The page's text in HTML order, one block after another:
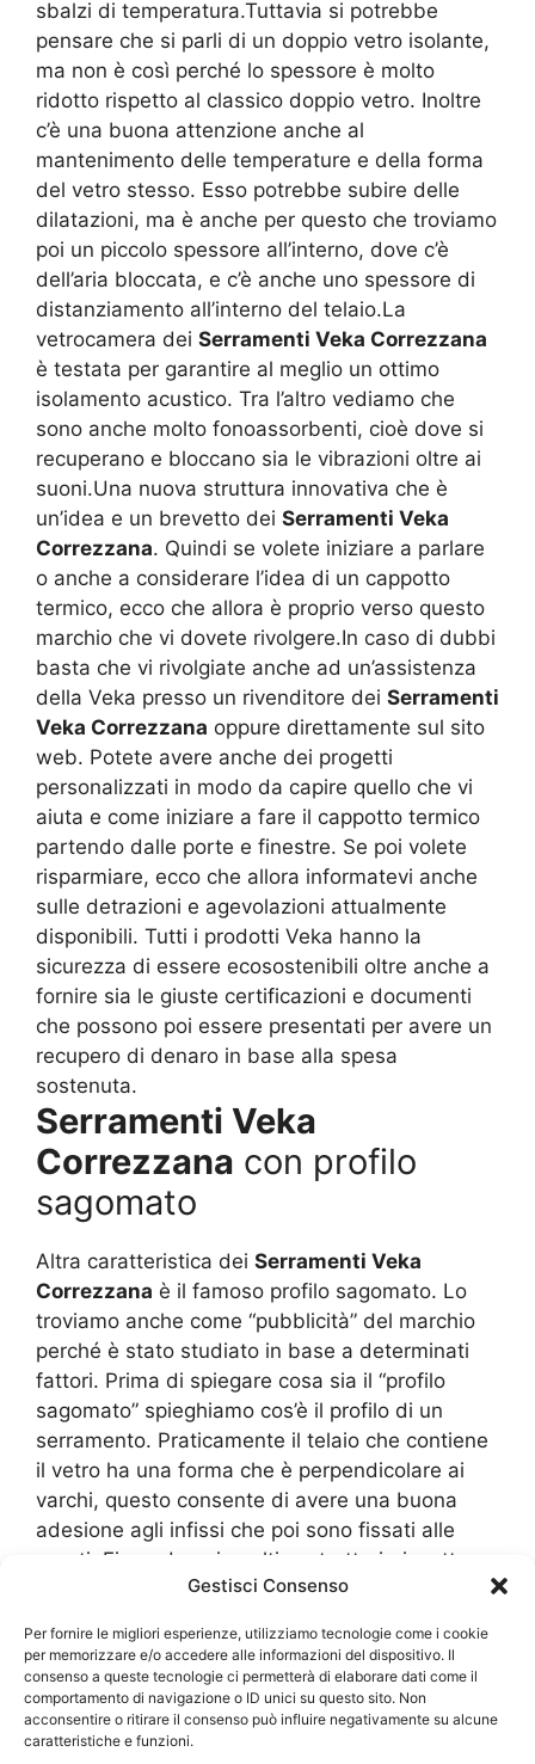
Gestisci Consenso
Per fornire le migliori esperienze, utilizziamo tecnologie come i cookie
per memorizzare e/o accedere alle informazioni del dispositivo. Il
consenso a queste tecnologie ci permetterà di elaborare dati come il
comportamento di navigazione o ID unici su questo sito. Non
acconsentire o ritirare il consenso può influire negativamente su alcune
caratteristiche e funzioni.
sbalzi di temperatura.Tuttavia si potrebbe
pensare che si parli di un doppio vetro isolante,
ma non è così perché lo spessore è molto
ridotto rispetto al classico doppio vetro. Inoltre
c’è una buona attenzione anche al
mantenimento delle temperature e della forma
del vetro stesso. Esso potrebbe subire delle
dilatazioni, ma è anche per questo che troviamo
poi un piccolo spessore all’interno, dove c’è
dell’aria bloccata, e c’è anche uno spessore di
distanziamento all’interno del telaio.La
vetrocamera dei Serramenti Veka Correzzana
è testata per garantire al meglio un ottimo
isolamento acustico. Tra l’altro vediamo che
sono anche molto fonoassorbenti, cioè dove si
recuperano e bloccano sia le vibrazioni oltre ai
suoni.Una nuova struttura innovativa che è
un’idea e un brevetto dei Serramenti Veka
Correzzana. Quindi se volete iniziare a parlare
o anche a considerare l’idea di un cappotto
termico, ecco che allora è proprio verso questo
marchio che vi dovete rivolgere.In caso di dubbi
basta che vi rivolgiate anche ad un’assistenza
della Veka presso un rivenditore dei Serramenti
Veka Correzzana oppure direttamente sul sito
web. Potete avere anche dei progetti
personalizzati in modo da capire quello che vi
aiuta e come iniziare a fare il cappotto termico
partendo dalle porte e finestre. Se poi volete
risparmiare, ecco che allora informatevi anche
sulle detrazioni e agevolazioni attualmente
disponibili. Tutti i prodotti Veka hanno la
sicurezza di essere ecosostenibili oltre anche a
fornire sia le giuste certificazioni e documenti
che possono poi essere presentati per avere un
recupero di denaro in base alla spesa
sostenuta.
Serramenti Veka
Correzzana con profilo
sagomato
Altra caratteristica dei Serramenti Veka
Correzzana è il famoso profilo sagomato. Lo
troviamo anche come “pubblicità” del marchio
perché è stato studiato in base a determinati
fattori. Prima di spiegare cosa sia il “profilo
sagomato” spieghiamo cos’è il profilo di un
serramento. Praticamente il telaio che contiene
il vetro ha una forma che è perpendicolare ai
varchi, questo consente di avere una buona
adesione agli infissi che poi sono fissati alle
pareti. Fino ad oggi, molti costruttori, rispettano
questi elementi che sono “squadrati”
comunque una buona stabilità e trattenimento
dei vetri.Tuttavia essi hanno comunque degli
svantaggi, quali una maggiore introduzione di
acqua, come la pioggia, e anche un maggiore